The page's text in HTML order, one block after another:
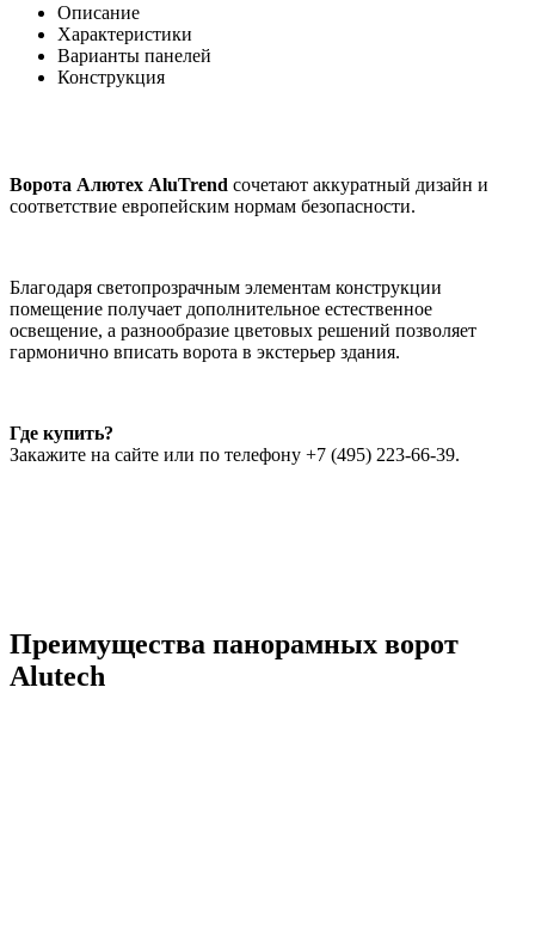
Описание
Характеристики
Варианты панелей
Конструкция
Ворота Алютех AluTrend сочетают аккуратный дизайн и
соответствие европейским нормам безопасности.
Благодаря светопрозрачным элементам конструкции
помещение получает дополнительное естественное
освещение, а разнообразие цветовых решений позволяет
гармонично вписать ворота в экстерьер здания.
Где купить?
Закажите на сайте или по телефону +7 (495) 223-66-39.
Преимущества панорамных ворот
Alutech